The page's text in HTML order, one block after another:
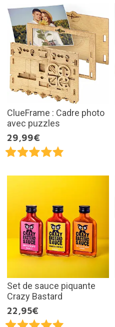
ClueFrame : Cadre photo
avec puzzles
29,99€
Set de sauce piquante
Crazy Bastard
22,95€